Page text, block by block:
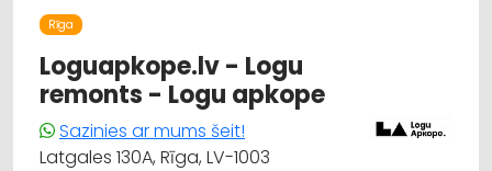
PASĀKUMU ORGANIZĒŠANA, ATRIBŪTIKA
KANCELEJAS PREČU TIRDZNIECĪBA
BIZNESA KONSULTĀCIJAS, PAKALPOJUMI
Rīga
Loguapkope.lv - Logu
remonts - Logu apkope
Sazinies ar mums šeit!
Latgales 130A, Rīga, LV-1003